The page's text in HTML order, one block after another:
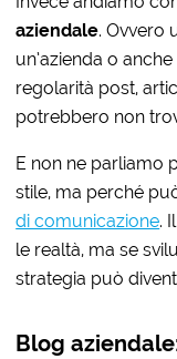
aziendale. Ovvero
un’azienda o
regolarità post,
potrebbero non
E non ne parliamo
stile, ma perché
di comunicazione.
le realtà, ma se
strategia può
Blog